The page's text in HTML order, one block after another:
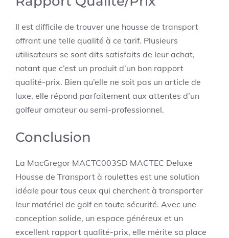
Il est difficile de trouver une housse de transport
offrant une telle qualité à ce tarif. Plusieurs
utilisateurs se sont dits satisfaits de leur achat,
notant que c’est un produit d’un bon rapport
qualité-prix. Bien qu’elle ne soit pas un article de
luxe, elle répond parfaitement aux attentes d’un
golfeur amateur ou semi-professionnel.
Conclusion
La MacGregor MACTC003SD MACTEC Deluxe
Housse de Transport à roulettes est une solution
idéale pour tous ceux qui cherchent à transporter
leur matériel de golf en toute sécurité. Avec une
conception solide, un espace généreux et un
excellent rapport qualité-prix, elle mérite sa place